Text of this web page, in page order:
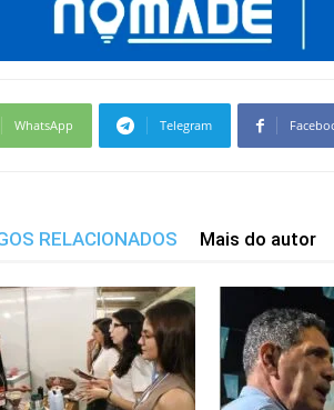
WhatsApp Telegram
RELACIONADOS Mais do autor